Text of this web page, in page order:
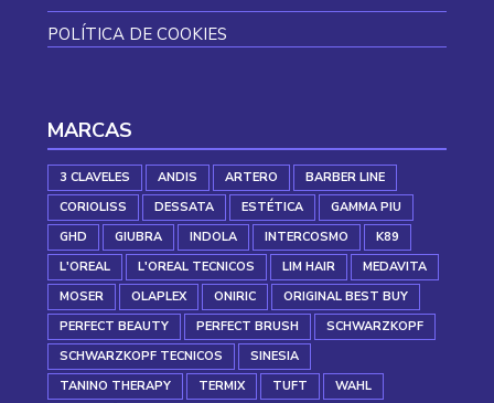
POLÍTICA DE COOKIES
MARCAS
3 CLAVELES ANDIS ARTERO
BARBER LINE
CORIOLISS
DESSATA ESTÉTICA
GAMMA PIU
GHD
GIUBRA INDOLA INTERCOSMO
K89
L'OREAL
L'OREAL TECNICOS LIM HAIR
MEDAVITA
MOSER
OLAPLEX ONIRIC
ORIGINAL BEST BUY
PERFECT BEAUTY
PERFECT BRUSH
SCHWARZKOPF
SCHWARZKOPF TECNICOS
SINESIA
TANINO THERAPY
TERMIX TUFT
WAHL